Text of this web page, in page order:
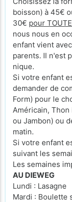
boisson) à 45€
30€ pour
nous nous en
enfant vient
parents. Il n'est
nique.
Si votre enfant
demander de
Form) pour le
Américain, Thon
ou Jambon) ou
matin.
Si votre enfant
suivant les
Les semaines
AU DIEWEG
Lundi : Lasagne
Mardi : Boulette